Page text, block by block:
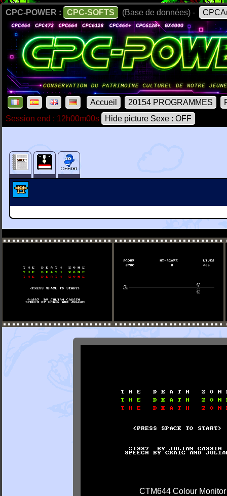
CPC-POWER : CPC-SOFTS (Base de données) -
Accueil 20154 PROGRAMMES
Session end : 12h00m00s
Hide picture Sexe : OFF
CTM644 Colour Monitor